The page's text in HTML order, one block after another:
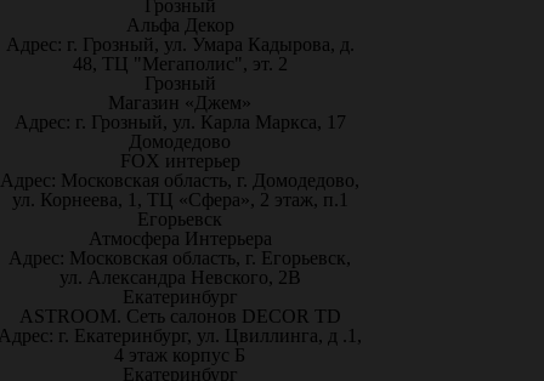
Грозный
Альфа Декор
Адрес: г. Грозный, ул. Умара Кадырова, д.
48, ТЦ "Мегаполис", эт. 2
Грозный
Магазин «Джем»
Адрес: г. Грозный, ул. Карла Маркса, 17
Домодедово
FOX интерьер
Адрес: Московская область, г. Домодедово,
ул. Корнеева, 1, ТЦ «Сфера», 2 этаж, п.1
Егорьевск
Атмосфера Интерьера
Адрес: Московская область, г. Егорьевск,
ул. Александра Невского, 2В
Екатеринбург
ASTROOM. Сеть салонов DECOR TD
г. Екатеринбург, ул. Цвиллинга, д .1,
4 этаж корпус Б
Екатеринбург